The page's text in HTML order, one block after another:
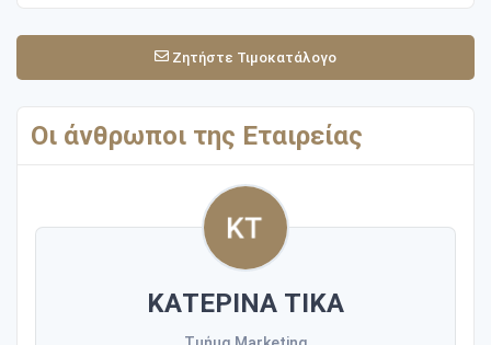
Ζητήστε Τιμοκατάλογο
Οι άνθρωποι της Εταιρείας
ΚΑΤΕΡΙΝΑ ΤΙΚΑ